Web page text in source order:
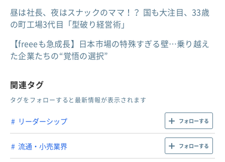
昼は社長、夜はスナックのママ！？ 国も大注目、33歳
の町工場3代目「型破り経営術」
【freeeも急成長】日本市場の特殊すぎる壁…乗り越え
た企業たちの“覚悟の選択”
関連タグ
タグをフォローすると最新情報が表示されます
リーダーシップ フォローする
流通・小売業界 フォローする